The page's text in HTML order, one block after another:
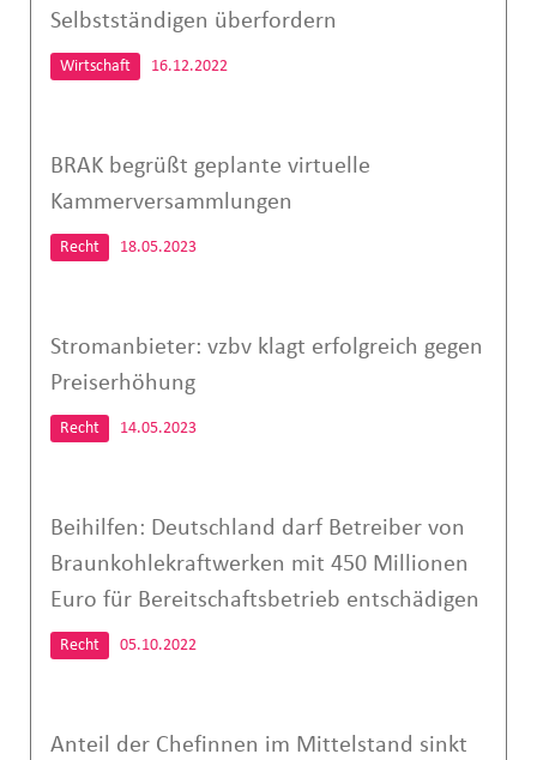
Selbstständigen überfordern
Wirtschaft 16.12.2022
BRAK begrüßt geplante virtuelle
Kammerversammlungen
Recht 18.05.2023
Stromanbieter: vzbv klagt erfolgreich gegen
Preiserhöhung
Recht 14.05.2023
Beihilfen: Deutschland darf Betreiber von
Braunkohlekraftwerken mit 450 Millionen
Euro für Bereitschaftsbetrieb entschädigen
Recht 05.10.2022
Anteil der Chefinnen im Mittelstand sinkt